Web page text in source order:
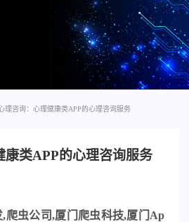
理咨询：心理健康类APP的心理咨询服务
康类APP的心理咨询服务
,爬虫公司,厦门爬虫科技,厦门 Ap